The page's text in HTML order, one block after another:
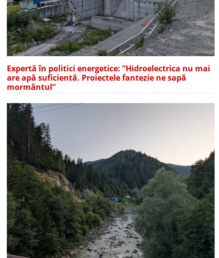
Expertă în politici energetice: ”Hidroelectrica nu mai
are apă suficientă. Proiectele fantezie ne sapă
mormântul”